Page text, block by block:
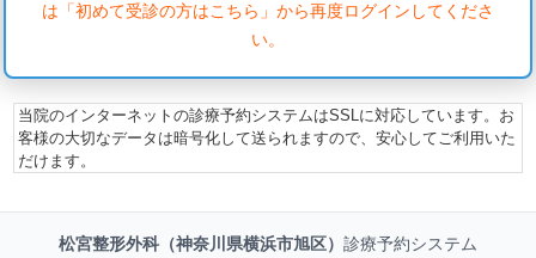
は「初めて受診の方はこちら」から再度ログインしてくださ
い。
当院のインターネットの診療予約システムはSSLに対応しています。お
客様の大切なデータは暗号化して送られますので、安心してご利用いた
だけます。
松宮整形外科（神奈川県横浜市旭区） 診療予約システム